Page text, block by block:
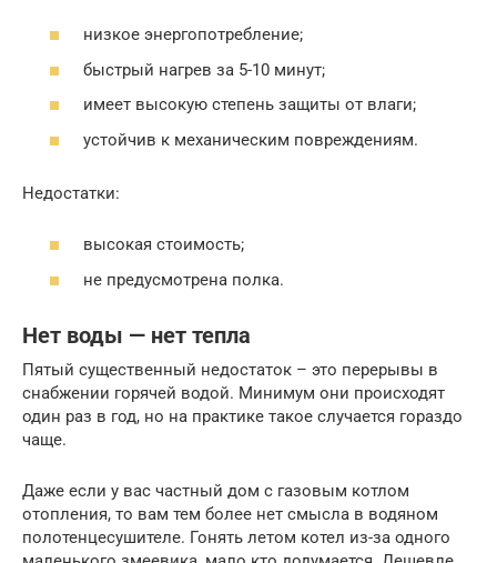
низкое энергопотребление;
быстрый нагрев за 5-10 минут;
имеет высокую степень защиты от влаги;
устойчив к механическим повреждениям.
Недостатки:
высокая стоимость;
не предусмотрена полка.
Нет воды — нет тепла
Пятый существенный недостаток – это перерывы в
снабжении горячей водой. Минимум они происходят
один раз в год, но на практике такое случается гораздо
чаще.
Даже если у вас частный дом с газовым котлом
отопления, то вам тем более нет смысла в водяном
полотенцесушителе. Гонять летом котел из-за одного